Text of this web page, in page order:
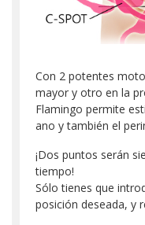
Con 2 potentes
mayor y otro en la
Flamingo permite
ano y también el
¡Dos puntos serán
tiempo!
Sólo tienes que
posición deseada, y